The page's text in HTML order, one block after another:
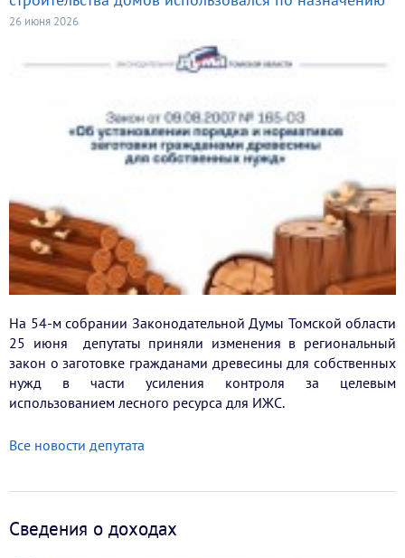
26 июня 2026
На 54-м собрании Законодательной Думы Томской области
25 июня депутаты приняли изменения в региональный
закон о заготовке гражданами древесины для собственных
нужд в части усиления контроля за целевым
использованием лесного ресурса для ИЖС.
Все новости депутата
Сведения о доходах